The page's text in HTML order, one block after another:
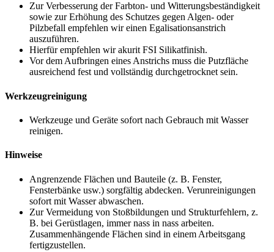
Zur Verbesserung der Farbton- und Witterungsbeständigkeit
sowie zur Erhöhung des Schutzes gegen Algen- oder
Pilzbefall empfehlen wir einen Egalisationsanstrich
auszuführen.
Hierfür empfehlen wir akurit FSI Silikatfinish.
Vor dem Aufbringen eines Anstrichs muss die Putzfläche
ausreichend fest und vollständig durchgetrocknet sein.
Werkzeugreinigung
Werkzeuge und Geräte sofort nach Gebrauch mit Wasser
reinigen.
Hinweise
Angrenzende Flächen und Bauteile (z. B. Fenster,
Fensterbänke usw.) sorgfältig abdecken. Verunreinigungen
sofort mit Wasser abwaschen.
Zur Vermeidung von Stoßbildungen und Strukturfehlern, z.
B. bei Gerüstlagen, immer nass in nass arbeiten.
Zusammenhängende Flächen sind in einem Arbeitsgang
fertigzustellen.